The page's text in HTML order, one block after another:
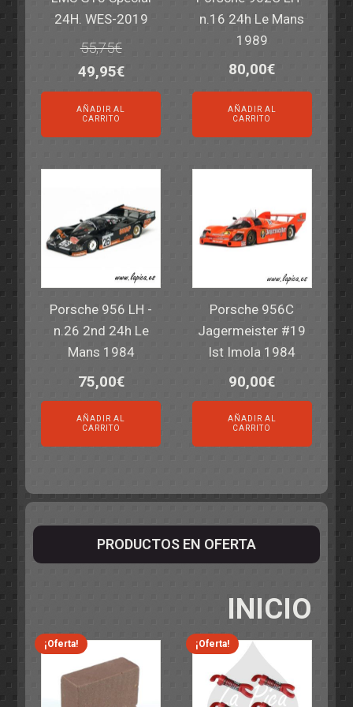
24H. WES-2019
55,75€
El
precio
original
era:
55,75€.
49,95€El
precio
actual
es:
49,95€.
AÑADIR AL
CARRITO
n.16 24h Le Mans
1989
80,00€
AÑADIR AL
CARRITO
Porsche 956 LH -
n.26 2nd 24h Le
Mans 1984
75,00€
AÑADIR AL
CARRITO
Porsche 956C
Jagermeister #19
Ist Imola 1984
90,00€
AÑADIR AL
CARRITO
PRODUCTOS EN OFERTA
INICIO
¡Oferta! ¡Oferta!